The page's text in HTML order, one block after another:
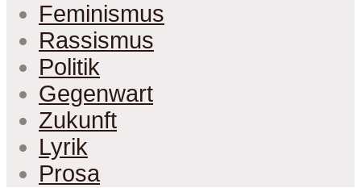
Feminismus
Rassismus
Politik
Gegenwart
Zukunft
Lyrik
Prosa